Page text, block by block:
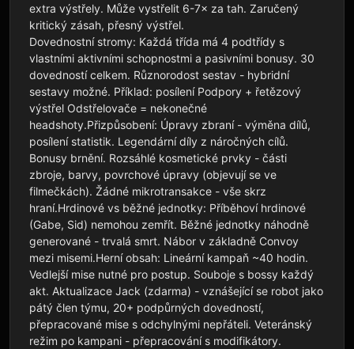
extra výstřely. Může vystřelit 6-7× za tah. Zaručený
kritický zásah, přesný výstřel.
Dovednostní stromy: Každá třída má 4 podtřídy s
vlastními aktivními schopnostmi a pasivními bonusy. 30
dovedností celkem. Různorodost sestav - hybridní
sestavy možné. Příklad: posílení Podpory + řetězový
výstřel Odstřelovače = nekonečné
headshoty.Přizpůsobení: Úpravy zbraní - výměna dílů,
posílení statistik. Legendární díly z náročných cílů.
Bonusy brnění. Rozsáhlé kosmetické prvky - části
zbroje, barvy, povrchové úpravy (objevují se ve
filmečkách). Žádné mikrotransakce - vše skrz
hraní.Hrdinové vs běžné jednotky: Příběhoví hrdinové
(Gabe, Sid) nemohou zemřít. Běžné jednotky náhodně
generované - trvalá smrt. Nábor v základně Convoy
mezi misemi.Herní obsah: Lineární kampaň ~40 hodin.
Vedlejší mise nutné pro postup. Souboje s bossy každý
akt. Aktualizace Jack (zdarma) - vznášející se robot jako
pátý člen týmu, 20+ podpůrných dovedností,
přepracované mise s odchylnými nepřáteli. Veteránský
režim po kampani - přepracování s modifikátory.